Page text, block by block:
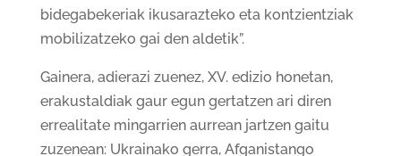
bidegabekeriak ikusarazteko eta kontzientziak
mobilizatzeko gai den aldetik”.
Gainera, adierazi zuenez, XV. edizio honetan,
erakustaldiak gaur egun gertatzen ari diren
errealitate mingarrien aurrean jartzen gaitu
zuzenean: Ukrainako gerra, Afganistango